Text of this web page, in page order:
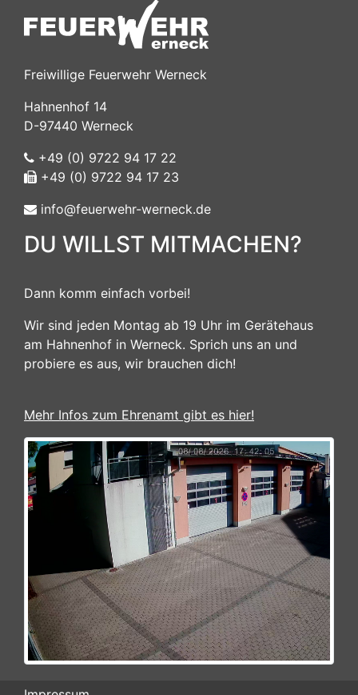
Freiwillige Feuerwehr Werneck
Hahnenhof 14
D-97440 Werneck
+49 (0) 9722 94 17 22
+49 (0) 9722 94 17 23
info@feuerwehr-werneck.de
DU WILLST MITMACHEN?
Dann komm einfach vorbei!
Wir sind jeden Montag ab 19 Uhr im Gerätehaus
am Hahnenhof in Werneck. Sprich uns an und
probiere es aus, wir brauchen dich!
Mehr Infos zum Ehrenamt gibt es hier!